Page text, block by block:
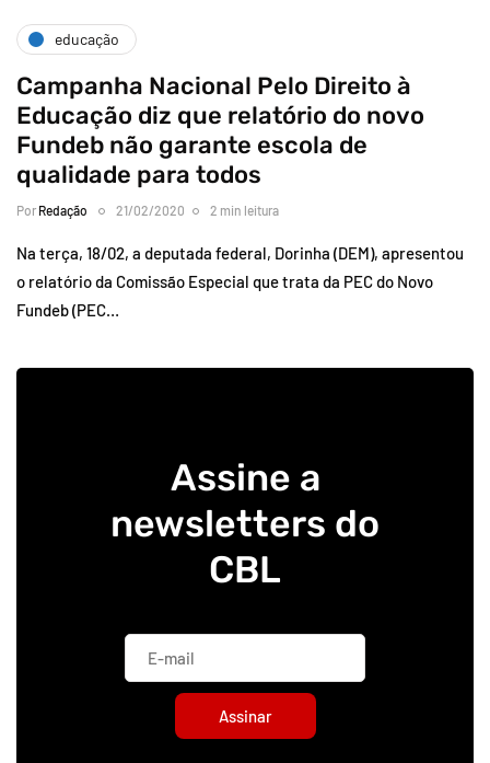
educação
Campanha Nacional Pelo Direito à
Educação diz que relatório do novo
Fundeb não garante escola de
qualidade para todos
Por Redação 21/02/2020 2 min leitura
Na terça, 18/02, a deputada federal, Dorinha (DEM), apresentou
o relatório da Comissão Especial que trata da PEC do Novo
Fundeb (PEC…
Assine a
newsletters do
CBL
Assinar